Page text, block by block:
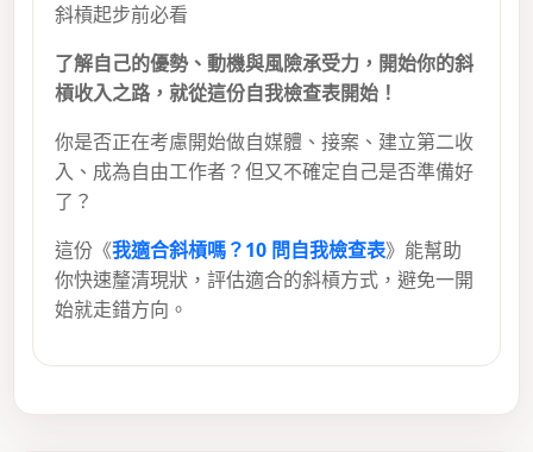
斜槓起步前必看
了解自己的優勢、動機與風險承受力，開始你的斜
槓收入之路，就從這份自我檢查表開始！
你是否正在考慮開始做自媒體、接案、建立第二收
入、成為自由工作者？但又不確定自己是否準備好
了？
這份《我適合斜槓嗎？10 問自我檢查表》能幫助
你快速釐清現狀，評估適合的斜槓方式，避免一開
始就走錯方向。